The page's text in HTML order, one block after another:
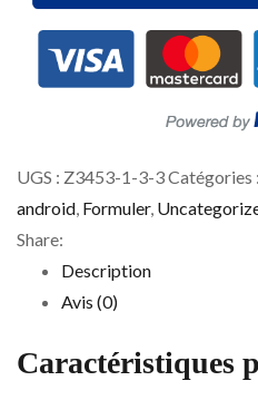
UGS : Z3453-1-3-3Catégories :
android, Formuler,
Share:
Description
Avis (0)
Caractéristiques